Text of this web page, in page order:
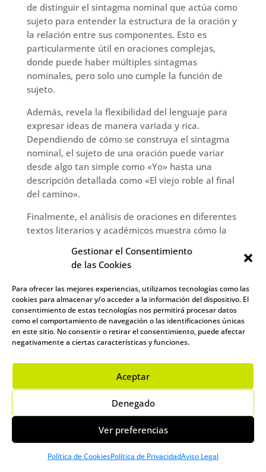
Gestionar el Consentimiento
de las Cookies
Para ofrecer las mejores experiencias, utilizamos tecnologías como las
cookies para almacenar y/o acceder a la información del dispositivo. El
consentimiento de estas tecnologías nos permitirá procesar datos
como el comportamiento de navegación o las identificaciones únicas
en este sitio. No consentir o retirar el consentimiento, puede afectar
negativamente a ciertas características y funciones.
Aceptar
Denegado
Ver preferencias
Política de CookiesPolítica de PrivacidadAviso Legal
de distinguir el sintagma nominal que actúa como
sujeto para entender la estructura de la oración y
la relación entre sus componentes. Esto es
particularmente útil en oraciones complejas,
donde puede haber múltiples sintagmas
nominales, pero solo uno cumple la función de
sujeto.
Además, revela la flexibilidad del lenguaje para
expresar ideas de manera variada y rica.
Dependiendo de cómo se construya el sintagma
nominal, el sujeto de una oración puede variar
desde algo tan simple como «Yo» hasta una
descripción detallada como «El viejo roble al final
del camino».
Finalmente, el análisis de oraciones en diferentes
textos literarios y académicos muestra cómo la
tono y la claridad del discurso. Los escritores a
menudo juegan con la estructura del sintagma
nominal para enfatizar ciertos aspectos de sus
sujetos, demostrando la potencia del lenguaje
para modelar la percepción del lector.
El sujeto es una pieza angular de la oración, y
entender qué es un sintagma nominal es
indispensable para cualquier estudio del lenguaje.
Esta comprensión no solo facilita la comunicación
efectiva sino que también enriquece nuestra
capacidad para analizar y apreciar la complejidad
del discurso humano.
Aposición
La aposición es una figura retórica y un recurso